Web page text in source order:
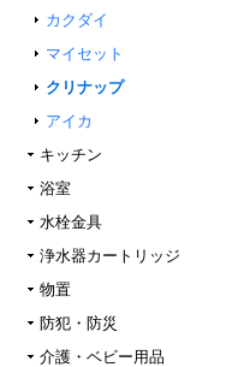
カクダイ
マイセット
クリナップ
アイカ
キッチン
浴室
水栓金具
浄水器カートリッジ
物置
防犯・防災
介護・ベビー用品